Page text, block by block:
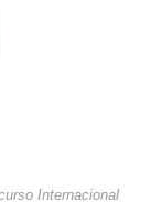
Internacional